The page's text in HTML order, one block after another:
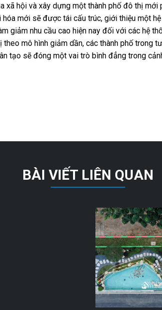
hội và xây dựng một thành phố đô thị mới
mới sẽ được tái cấu trúc, giới thiệu một
giảm nhu cầu cao hiện nay đối với các hệ
mô hình giảm dần, các thành phố trong
tạo sẽ đóng một vai trò bình đẳng trong
BÀI VIẾT LIÊN QUAN